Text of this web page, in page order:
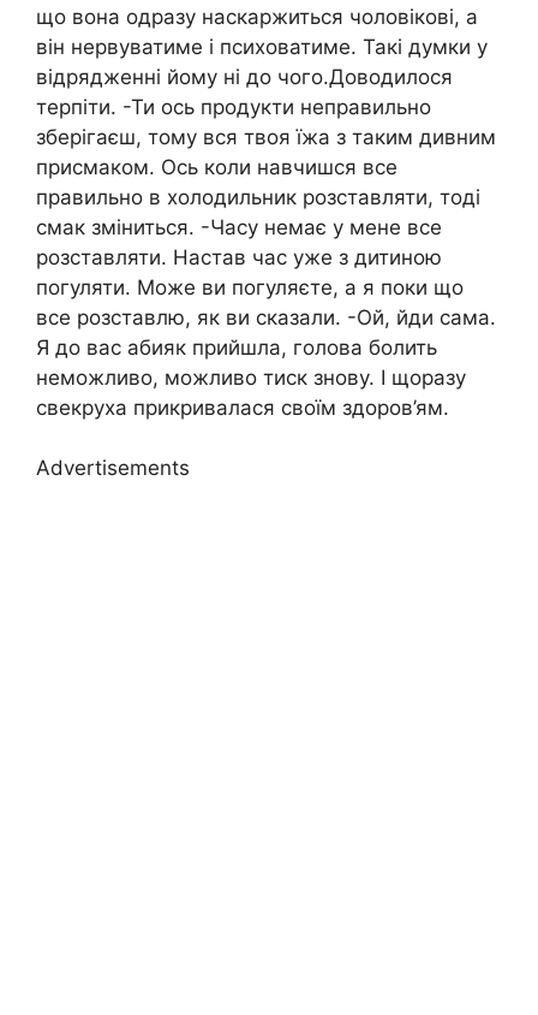
що вона одразу наскаржиться чоловікові, а
він нервуватиме і психоватиме. Такі думки у
відрядженні йому ні до чого.Доводилося
терпіти. -Ти ось продукти неправильно
зберігаєш, тому вся твоя їжа з таким дивним
присмаком. Ось коли навчишся все
правильно в холодильник розставляти, тоді
смак зміниться. -Часу немає у мене все
розставляти. Настав час уже з дитиною
погуляти. Може ви погуляєте, а я поки що
все розставлю, як ви сказали. -Ой, йди сама.
Я до вас абияк прийшла, голова болить
неможливо, можливо тиск знову. І щоразу
свекруха прикривалася своїм здоров’ям.
Advertisements